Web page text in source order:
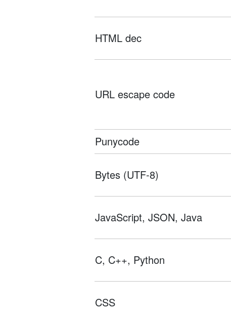
HTML dec
URL escape code
Punycode
Bytes (UTF-8)
JavaScript, JSON, Java
C, C++, Python
CSS